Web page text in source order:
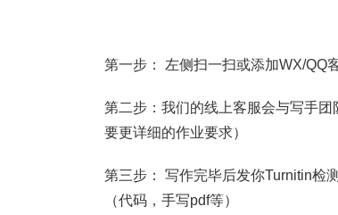
第一步： 左侧扫一扫或添加WX/QQ
第二步：我们的线上客服会与写手
要更详细的作业要求）
第三步： 写作完毕后发你Turnitin检
（代码，手写pdf等）